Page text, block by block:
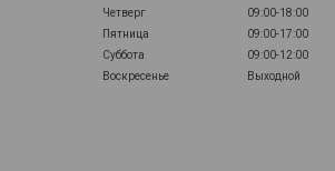
Четверг
09:00-18:00
Пятница
09:00-17:00
Суббота
09:00-12:00
Воскресенье
Выходной